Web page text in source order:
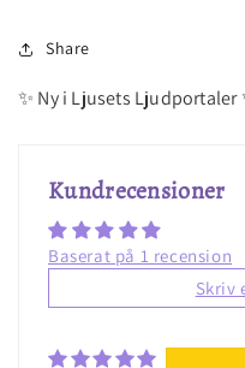
Share
✨ Ny i Ljusets Ljudportaler
Kundrecensioner
Baserat på 1 recension
Skriv